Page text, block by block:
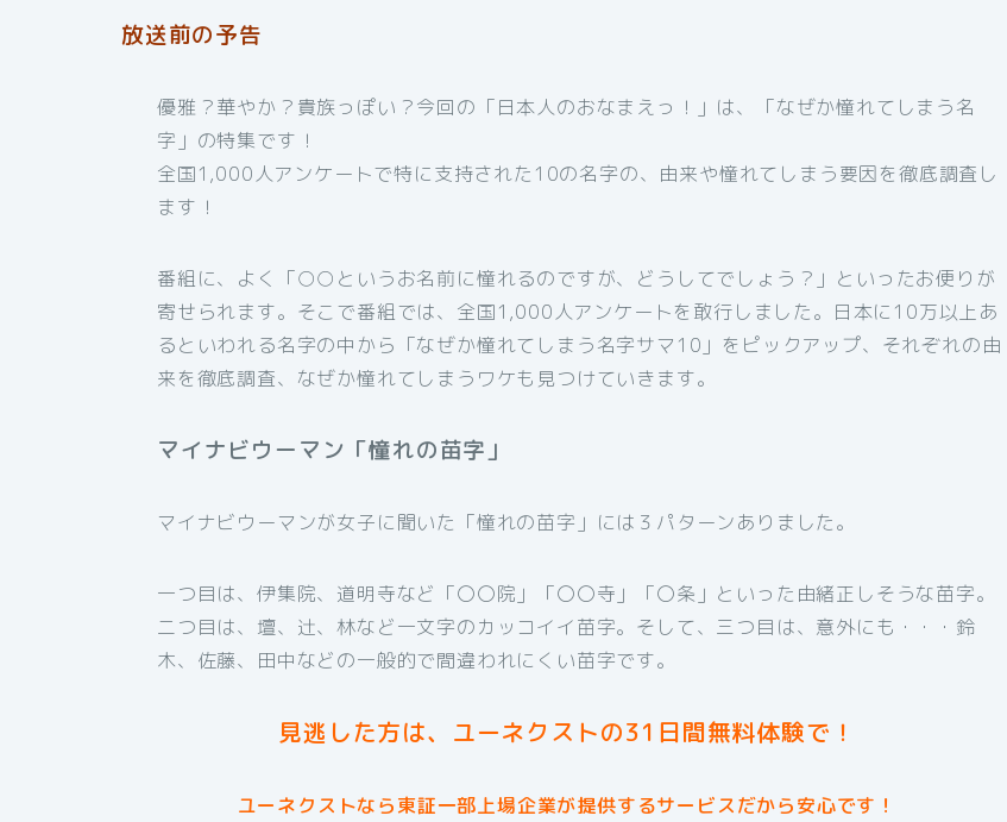
放送前の予告
優雅？華やか？貴族っぽい？今回の「日本人のおなまえっ！」は、「なぜか憧れてしまう名
字」の特集です！
全国1,000人アンケートで特に支持された10の名字の、由来や憧れてしまう要因を徹底調査し
ます！
番組に、よく「○○というお名前に憧れるのですが、どうしてでしょう？」といったお便りが
寄せられます。そこで番組では、全国1,000人アンケートを敢行しました。日本に10万以上あ
るといわれる名字の中から「なぜか憧れてしまう名字サマ10」をピックアップ、それぞれの由
来を徹底調査、なぜか憧れてしまうワケも見つけていきます。
マイナビウーマン「憧れの苗字」
マイナビウーマンが女子に聞いた「憧れの苗字」には３パターンありました。
一つ目は、伊集院、道明寺など「〇〇院」「〇〇寺」「〇条」といった由緒正しそうな苗字。
二つ目は、壇、辻、林など一文字のカッコイイ苗字。そして、三つ目は、意外にも・・・鈴
木、佐藤、田中などの一般的で間違われにくい苗字です。
見逃した方は、ユーネクストの31日間無料体験で！
ユーネクストなら東証一部上場企業が提供するサービスだから安心です！